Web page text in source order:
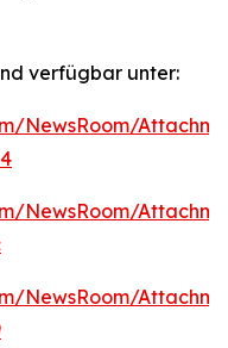
verfügbar unter:
NewsRoom/
NewsRoom/
NewsRoom/